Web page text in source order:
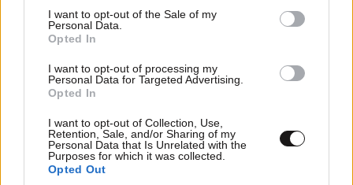
consent section.
I want to opt-out of the Sale of my
Personal Data.
Opted In
I want to opt-out of processing my
Personal Data for Targeted Advertising.
Opted In
I want to opt-out of Collection, Use,
Retention, Sale, and/or Sharing of my
Personal Data that Is Unrelated with the
Purposes for which it was collected.
Opted Out
ΟΙΚΟΝΟΜΙΑ08·08·2026 13:03
Ποιοι φορολογούμενοι θα λάβουν email ή
τηλεφώνημα από την ΑΑΔΕ για φορολογικές